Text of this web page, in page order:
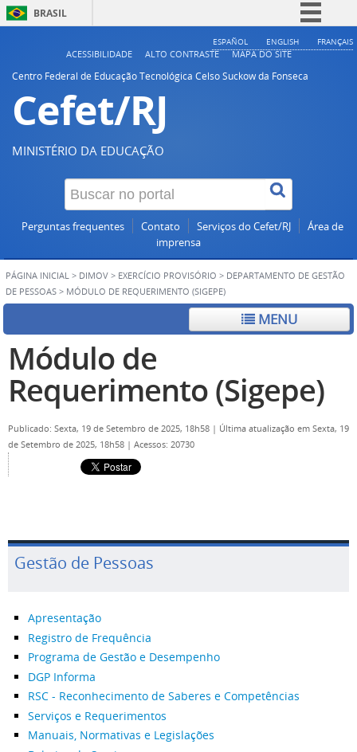
BRASIL
Simplifique!
ESPAÑOL ENGLISH FRANÇAIS
ACESSIBILIDADE ALTO CONTRASTE
MAPA DO SITE
Centro Federal de Educação Tecnológica Celso Suckow da Fonseca
Cefet/RJ
MINISTÉRIO DA EDUCAÇÃO
Perguntas frequentes Contato Serviços do Cefet/RJ
Área de
imprensa
PÁGINA INICIAL > DIMOV > EXERCÍCIO PROVISÓRIO > DEPARTAMENTO DE GESTÃO
DE PESSOAS > MÓDULO DE REQUERIMENTO (SIGEPE)
MENU
Módulo de
Requerimento (Sigepe)
Publicado: Sexta, 19 de Setembro de 2025, 18h58 | Última atualização em Sexta, 19
de Setembro de 2025, 18h58 | Acessos: 20730
Gestão de Pessoas
Apresentação
Registro de Frequência
Programa de Gestão e Desempenho
DGP Informa
RSC - Reconhecimento de Saberes e Competências
Serviços e Requerimentos
Manuais, Normativas e Legislações